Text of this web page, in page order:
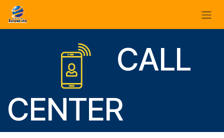
Ir al contenido
CALL
CENTER